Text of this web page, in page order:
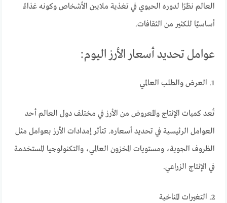
العالم نظرًا لدوره الحيوي في تغذية ملايين الأشخاص وكونه غذاءً
أساسيًا للكثير من الثقافات.
عوامل تحديد أسعار الأرز اليوم:
1. العرض والطلب العالمي
تُعد كميات الإنتاج والمعروض من الأرز في مختلف دول العالم أحد
العوامل الرئيسية في تحديد أسعاره. تتأثر إمدادات الأرز بعوامل مثل
الظروف الجوية، ومستويات المخزون العالمي، والتكنولوجيا المستخدمة
في الإنتاج الزراعي.
2. التغيرات المناخية